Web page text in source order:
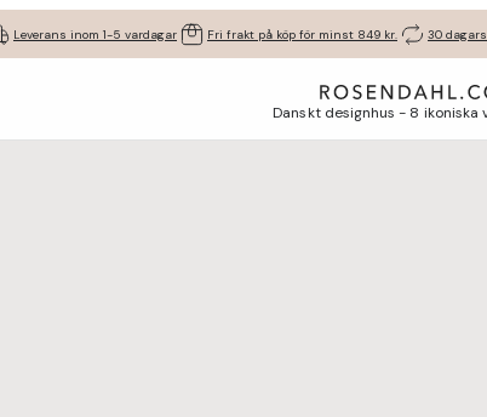
Leverans inom 1-5 vardagar Fri frakt på köp för minst 849 kr. 30
Danskt designhus - 8 ikoniska